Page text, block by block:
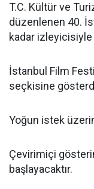
T.C. Kültür ve
düzenlenen 40.
kadar
İstanbul Film
seçkisine
Yoğun istek
Çevirimiçi
başlayacaktır.